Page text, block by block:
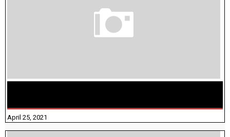
April 25, 2021